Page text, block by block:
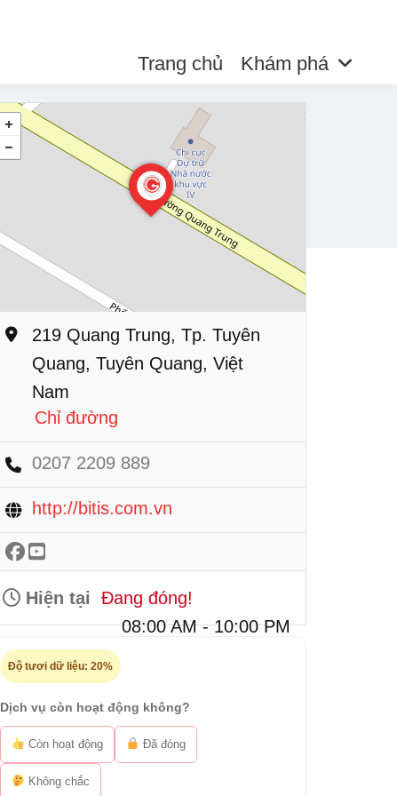
Trang chủ Khám phá
219 Quang Trung, Tp. Tuyên
Quang, Tuyên Quang, Việt
Nam
Chỉ đường
0207 2209 889
http://bitis.com.vn
Hiện tại
Đang đóng!
08:00 AM - 10:00 PM
Độ tươi dữ liệu: 20%
Dịch vụ còn hoạt động không?
Còn hoạt động Đã đóng
Không chắc